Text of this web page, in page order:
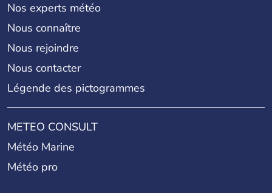
Nos experts météo
Nous connaître
Nous rejoindre
Nous contacter
Légende des pictogrammes
METEO CONSULT
Météo Marine
Météo pro